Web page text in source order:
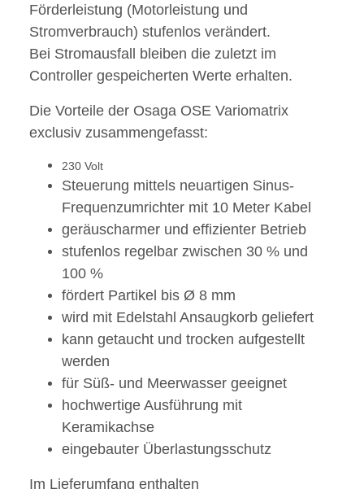
Förderleistung (Motorleistung und
Stromverbrauch) stufenlos verändert.
Bei Stromausfall bleiben die zuletzt im
Controller gespeicherten Werte erhalten.
Die Vorteile der Osaga OSE Variomatrix
exclusiv zusammengefasst:
230 Volt
Steuerung mittels neuartigen Sinus-
Frequenzumrichter mit 10 Meter Kabel
geräuscharmer und effizienter Betrieb
stufenlos regelbar zwischen 30 % und
100 %
fördert Partikel bis Ø 8 mm
wird mit Edelstahl Ansaugkorb geliefert
kann getaucht und trocken aufgestellt
werden
für Süß- und Meerwasser geeignet
hochwertige Ausführung mit
Keramikachse
eingebauter Überlastungsschutz
Im Lieferumfang enthalten